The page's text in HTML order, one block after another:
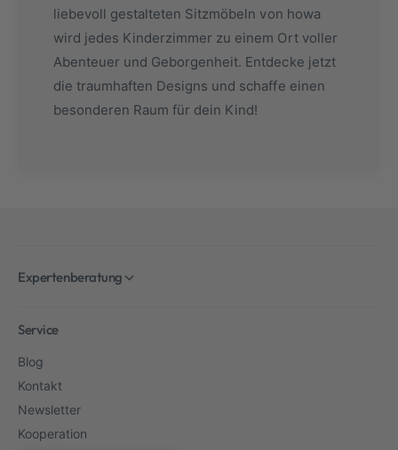
liebevoll gestalteten Sitzmöbeln von howa
wird jedes Kinderzimmer zu einem Ort voller
Abenteuer und Geborgenheit. Entdecke jetzt
die traumhaften Designs und schaffe einen
besonderen Raum für dein Kind!
Expertenberatung
Service
Blog
Kontakt
Newsletter
Kooperation